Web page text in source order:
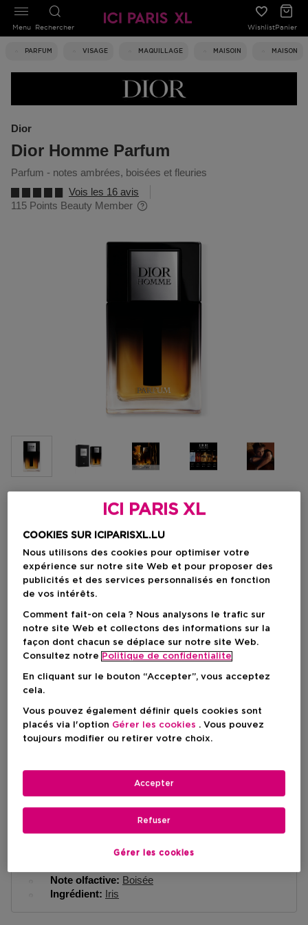
Rechercher WishlistPanier
PARFUM VISAGE MAQUILLAGE MAISOIN MAISON
Menu
Dior
Dior Homme Parfum
parfum - notes ambrées, boisées et fleuries
Vois les 16 avis
115 Points Beauty Member
Choisissez votre format
50 ML
50 ML
Prix du produit
115,50 €
75 ML
Prix du produit
143,50 €
125 ML
Prix du produit
186,50 €
Prix du produit
115,50 €
Livraison à domicile
En stock-
Retrait en magasin
Retrait dans un magasin près de chez vous.
Selectionner un magasin
Brève description
Note olfactive Boisée
Ingrédient Iris
ICI PARIS XL
COOKIES SUR ICIPARISXL.LU
Nous utilisons des cookies pour optimiser votre
expérience sur notre site Web et pour proposer des
publicités et des services personnalisés en fonction
de vos intérêts.
Comment fait-on cela ? Nous analysons le trafic sur
notre site Web et collectons des informations sur la
façon dont chacun se déplace sur notre site Web.
Consultez notre Politique de confidentialite
En cliquant sur le bouton “Accepter”, vous acceptez
cela.
Vous pouvez également définir quels cookies sont
placés via l'option Gérer les cookies . Vous pouvez
toujours modifier ou retirer votre choix.
Gérer les cookies
Refuser
Accepter